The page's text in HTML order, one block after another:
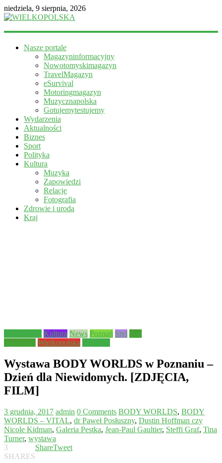
niedziela, 9 sierpnia, 2026
WIELKOPOLSKA
informacyjny
Nasze portale
Magazyninformacyjny
Nowotomyskimagazyn
TravelMagazyn
eSurvival
Motoringmagazyn
Muzycznapolska
Gotujemytestujemy
Wydarzenia
Aktualności
Biznes
Sport
Polityka
Kultura
Muzyka
Zapowiedzi
Relacje
Fotografia
Zdrowie i uroda
Kraj
Kultura News Poznań Styl
Wielkopolska
Wystawa BODY WORLDS w Poznaniu –
Dzień dla Niewidomych. [ZDJĘCIA,
FILM]
3 grudnia, 2017 admin 0 Comments BODY WORLDS, BODY
WORLDS – VITAL, dr Paweł Posłuszny, Dustin Hoffman czy
Nicole Kidman, Galeria Pestka, Jean-Paul Gaultier, Steffi Graf, Tina
Turner, wystawa
3
SHARES
ShareTweet